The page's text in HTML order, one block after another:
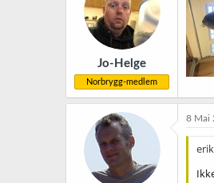
Jo-Helge
Norbrygg-medlem
8 Mai